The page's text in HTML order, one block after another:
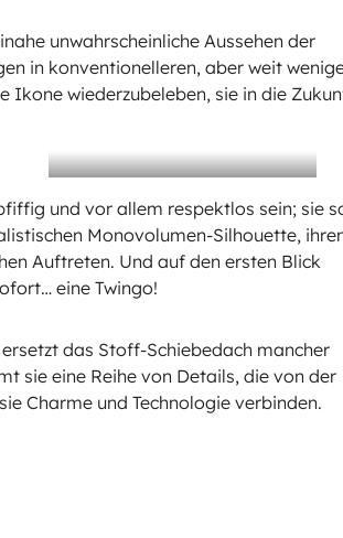
unwahrscheinliche Aussehen der
in konventionelleren, aber weit
Ikone wiederzubeleben, sie in die
und vor allem respektlos sein; sie
Monovolumen-Silhouette,
Auftreten. Und auf den ersten Blick
eine Twingo!
das Stoff-Schiebedach mancher
sie eine Reihe von Details, die von der
Charme und Technologie verbinden.